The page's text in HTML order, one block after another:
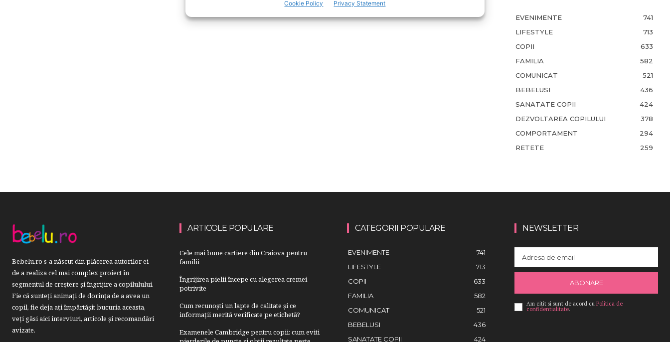
Cookie Policy Privacy Statement
EVENIMENTE
741
LIFESTYLE
713
COPII
633
FAMILIA
582
COMUNICAT
521
BEBELUSI
436
SANATATE COPII
424
DEZVOLTAREA COPILULUI
378
COMPORTAMENT
294
RETETE
259
Bebelu.ro s-a născut din plăcerea autorilor ei
de a realiza cel mai complex proiect în
segmentul de creştere şi îngrijire a copilulului.
Fie că sunteţi animaţi de dorinţa de a avea un
copil, fie deja aţi împărtăşit bucuria aceasta,
veți găsi aici interviuri, articole şi recomandări
avizate.
ARTICOLE POPULARE
Cele mai bune cartiere din Craiova pentru
familii
Îngrijirea pielii începe cu alegerea cremei
potrivite
Cum recunoști un lapte de calitate și ce
informații merită verificate pe etichetă?
Examenele Cambridge pentru copii: cum eviti
CATEGORII POPULARE
EVENIMENTE
741
LIFESTYLE
713
COPII
633
FAMILIA
582
COMUNICAT
521
BEBELUSI
436
SANATATE COPII
424
NEWSLETTER
ABONARE
Am citit si sunt de acord cu Politica de
confidentialitate.